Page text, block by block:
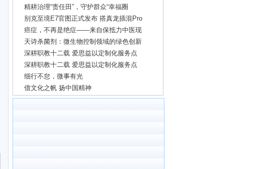
精耕治理“责任田”，守护群众“幸福圈
别克至境E7官图正式发布 搭真龙插混Pro
癌症，不再是绝症——来自保抵力中医现
天诗杀菌剂：微生物控制领域的绿色创新
深耕职教十二载 爱思益以定制化服务点
深耕职教十二载 爱思益以定制化服务点
细行不怠，微事有光
借文化之帆 扬中国精神